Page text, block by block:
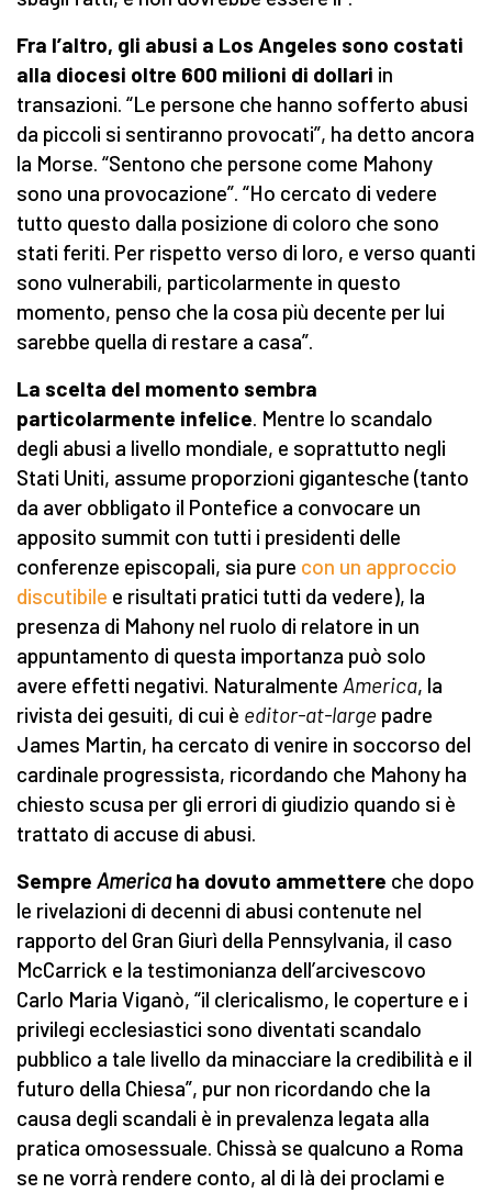
Fra l’altro, gli abusi a Los Angeles sono costati
alla diocesi oltre 600 milioni di dollari in
transazioni. “Le persone che hanno sofferto abusi
da piccoli si sentiranno provocati”, ha detto ancora
la Morse. “Sentono che persone come Mahony
sono una provocazione”. “Ho cercato di vedere
tutto questo dalla posizione di coloro che sono
stati feriti. Per rispetto verso di loro, e verso quanti
sono vulnerabili, particolarmente in questo
momento, penso che la cosa più decente per lui
sarebbe quella di restare a casa”.
La scelta del momento sembra
particolarmente infelice. Mentre lo scandalo
degli abusi a livello mondiale, e soprattutto negli
Stati Uniti, assume proporzioni gigantesche (tanto
da aver obbligato il Pontefice a convocare un
apposito summit con tutti i presidenti delle
conferenze episcopali, sia pure con un approccio
discutibile e risultati pratici tutti da vedere), la
presenza di Mahony nel ruolo di relatore in un
appuntamento di questa importanza può solo
avere effetti negativi. Naturalmente America, la
rivista dei gesuiti, di cui è editor-at-large padre
James Martin, ha cercato di venire in soccorso del
cardinale progressista, ricordando che Mahony ha
chiesto scusa per gli errori di giudizio quando si è
trattato di accuse di abusi.
Sempre Americaha dovuto ammettere che dopo
le rivelazioni di decenni di abusi contenute nel
rapporto del Gran Giurì della Pennsylvania, il caso
McCarrick e la testimonianza dell’arcivescovo
Carlo Maria Viganò, “il clericalismo, le coperture e i
privilegi ecclesiastici sono diventati scandalo
pubblico a tale livello da minacciare la credibilità e il
futuro della Chiesa”, pur non ricordando che la
causa degli scandali è in prevalenza legata alla
pratica omosessuale. Chissà se qualcuno a Roma
se ne vorrà rendere conto, al di là dei proclami e